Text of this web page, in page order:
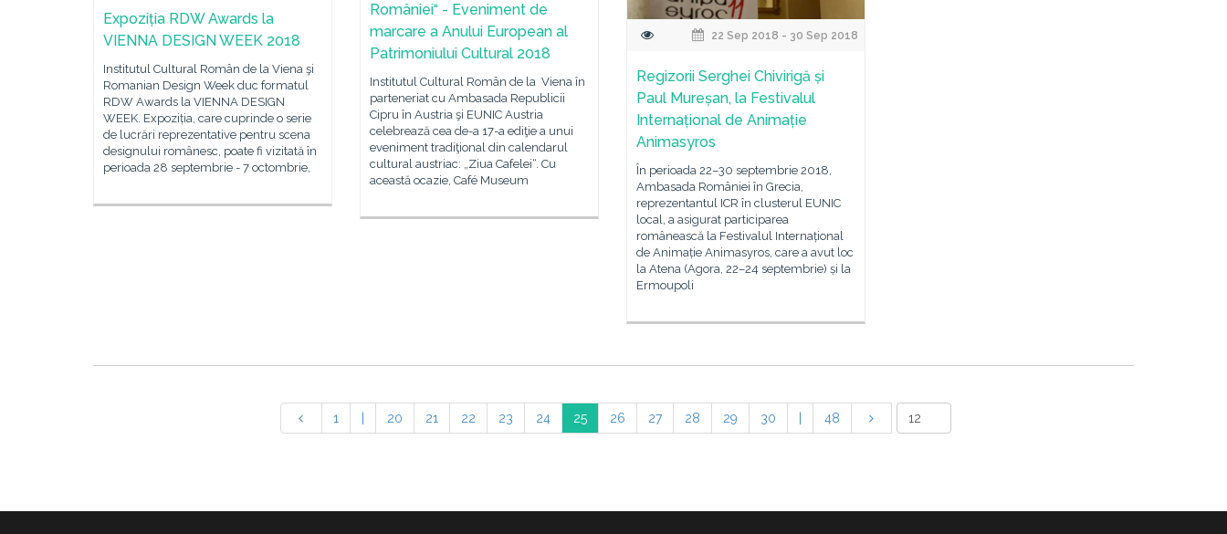
Expoziția RDW Awards la
VIENNA DESIGN WEEK 2018
Institutul Cultural Român de la Viena şi
Romanian Design Week duc formatul
RDW Awards la VIENNA DESIGN
WEEK. Expoziția, care cuprinde o serie
de lucrări reprezentative pentru scena
designului românesc, poate fi vizitată în
perioada 28 septembrie - 7 octombrie,
României“ - Eveniment de
marcare a Anului European al
Patrimoniului Cultural 2018
Institutul Cultural Român de la Viena în
parteneriat cu Ambasada Republicii
Cipru în Austria şi EUNIC Austria
celebrează cea de-a 17-a ediţie a unui
eveniment tradiţional din calendarul
cultural austriac: „Ziua Cafelei“. Cu
această ocazie, Café Museum
22 Sep 2018 - 30 Sep 2018
Regizorii Serghei Chivirigă și
Paul Mureșan, la Festivalul
Internațional de Animație
Animasyros
În perioada 22–30 septembrie 2018,
Ambasada României în Grecia,
reprezentantul ICR în clusterul EUNIC
local, a asigurat participarea
românească la Festivalul Internațional
de Animație Animasyros, care a avut loc
la Atena (Agora, 22–24 septembrie) și la
Ermoupoli
1 20 21 22 23 24 25 26 27 28 29 30 48